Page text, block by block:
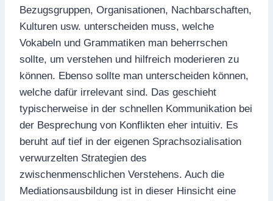
Bezugsgruppen, Organisationen, Nachbarschaften,
Kulturen usw. unterscheiden muss, welche
Vokabeln und Grammatiken man beherrschen
sollte, um verstehen und hilfreich moderieren zu
können. Ebenso sollte man unterscheiden können,
welche dafür irrelevant sind. Das geschieht
typischerweise in der schnellen Kommunikation bei
der Besprechung von Konflikten eher intuitiv. Es
beruht auf tief in der eigenen Sprachsozialisation
verwurzelten Strategien des
zwischenmenschlichen Verstehens. Auch die
Mediationsausbildung ist in dieser Hinsicht eine